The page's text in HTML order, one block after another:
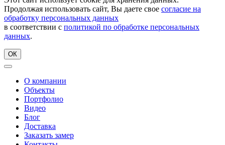
Продолжая использовать сайт, Вы даете свое согласие на
обработку персональных данных
в соответствии с политикой по обработке персональных
данных.
ОК
О компании
Объекты
Портфолио
Видео
Блог
Доставка
Заказать замер